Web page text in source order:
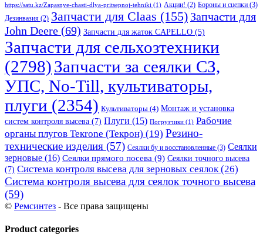
https://satu.kz/Zapasnye-chasti-dlya-pritsepnoj-tehniki (1) Акции! (2) Бороны и сцепки (3)
Дезинвазия (2) Запчасти для Claas (155) Запчасти для
John Deere (69) Запчасти для жаток CAPELLO (5)
Запчасти для сельхозтехники
(2798)Запчасти за сеялки СЗ,
УПС, No-Till, культиваторы,
плуги (2354) Культиваторы (4) Монтаж и установка
систем контроля высева (7) Плуги (15) Погрузчики (1) Рабочие
органы плугов Текrоne (Текрон) (19) Резино-
технические изделия (57) Сеялки бу и восстановленные (3) Сеялки
зерновые (16) Сеялки прямого посева (9) Сеялки точного высева
(7) Система контроля высева для зерновых сеялок(26)
Система контроля высева для сеялок точного высева
(59)
© Ремсинтез - Все права защищены
Product categories